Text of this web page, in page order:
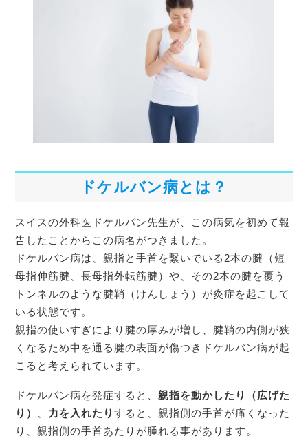
ドケルバン病とは？
スイスの外科医ドケルバン先生が、この病気を初めて報
告したことからこの病名がつきました。
ドケルバン病は、親指と手首を繋いでいる2本の腱（短
母指伸筋腱、長母指外転筋腱）や、その2本の腱を覆う
トンネルのような腱鞘（けんしょう）が炎症を起こして
いる状態です。
親指の使いすぎにより腱の厚みが増し、腱鞘の内側が狭
くなるため中を通る腱の表面が傷つきドケルバン病が起
こると考えられています。
ドケルバン病を発症すると、親指を動かしたり（広げた
り）
力を入れたりすると、親指側の手首が痛くなった
り、親指側の手首あたりが腫れる事があります。